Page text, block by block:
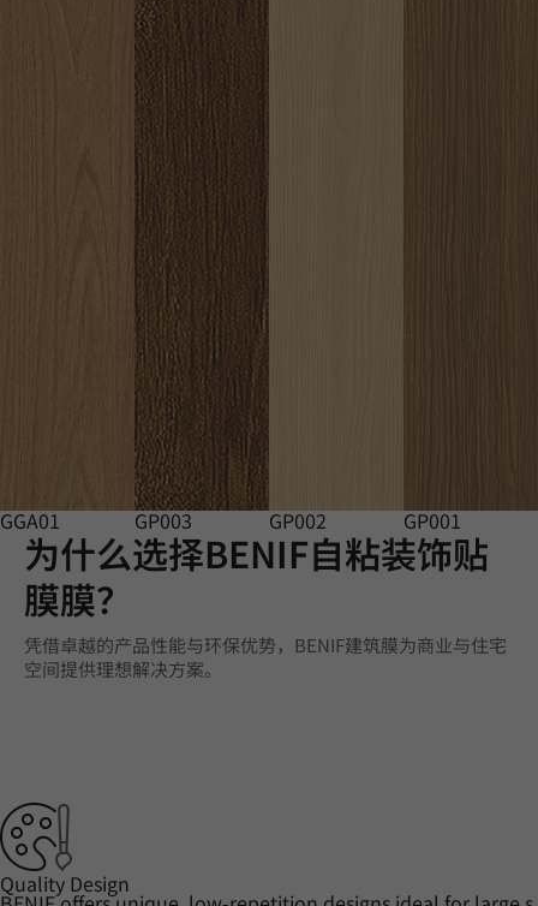
GGA01 GP003 GP002 GP001
为什么选择BENIF自粘装饰贴
膜膜？
凭借卓越的产品性能与环保优势，BENIF建筑膜为商业与住宅
空间提供理想解决方案。
Quality Design